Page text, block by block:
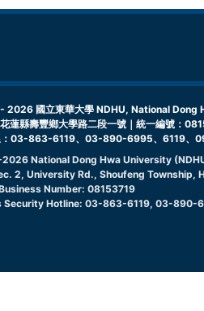
2026 國立東華大學 NDHU, National
蓮縣壽豐鄉大學路二段一號｜統一編號：
：03-863-6119、03-890-6995、6119、
2026 National Dong Hwa University
2, University Rd., Shoufeng Township,
Number: 08153719
Security Hotline: 03-863-6119, 03-890-